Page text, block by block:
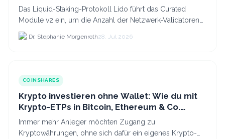
Das Liquid-Staking-Protokoll Lido führt das Curated
Module v2 ein, um die Anzahl der Netzwerk-Validatoren
von 880.000 auf etwa 628.
Dr. Stephanie Morgenroth28. Jul 2026
COINSHARES
Krypto investieren ohne Wallet: Wie du mit
Krypto-ETPs in Bitcoin, Ethereum & Co.
anlegst
Immer mehr Anleger möchten Zugang zu
Kryptowährungen, ohne sich dafür ein eigenes Krypto-